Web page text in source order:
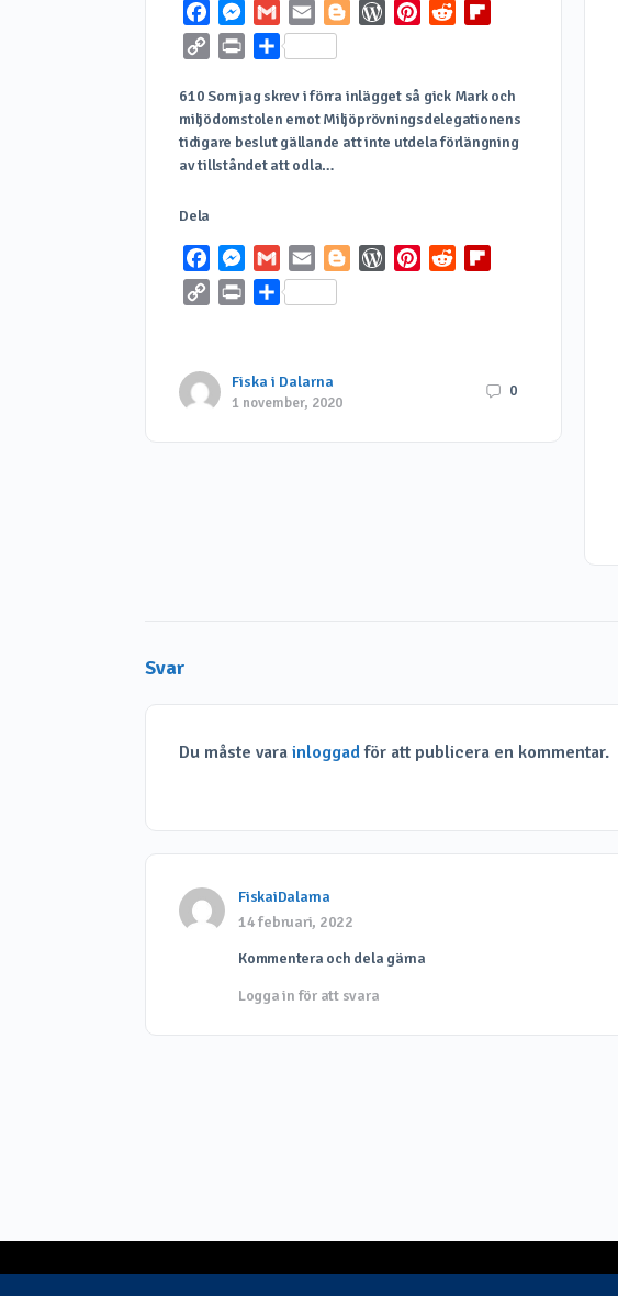
FacebookMessenger
Gmail Email BloggerWordPressPinterest
Reddit
Copy
Print Dela
610 Som jag skrev i förra inlägget så gick Mark och
miljödomstolen emot Miljöprövningsdelegationens
tidigare beslut gällande att inte utdela förlängning
av tillståndet att odla…
Dela
FacebookMessenger
Gmail Email BloggerWordPressPinterest
Reddit
Copy
Print Dela
Fiska i Dalarna
1 november, 2020
0
Svar
Du måste vara inloggadför att publicera en kommentar.
FiskaiDalarna
14 februari, 2022
Kommentera och dela gärna
Logga in för att svara